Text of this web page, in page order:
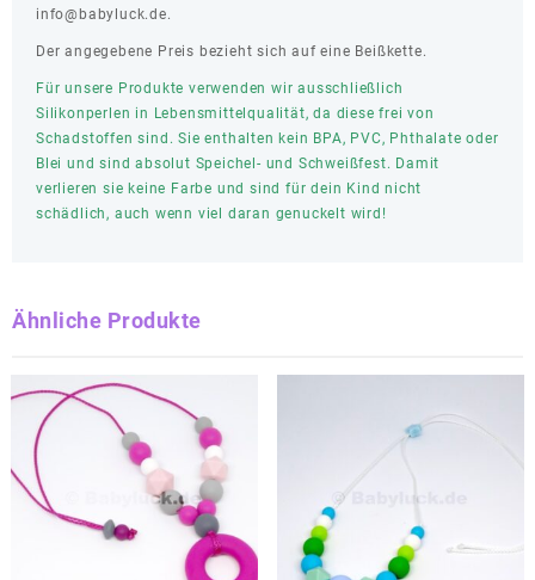
info@babyluck.de.
Der angegebene Preis bezieht sich auf eine Beißkette.
Für unsere Produkte verwenden wir ausschließlich
Silikonperlen in Lebensmittelqualität, da diese frei von
Schadstoffen sind. Sie enthalten kein BPA, PVC, Phthalate oder
Blei und sind absolut Speichel- und Schweißfest. Damit
verlieren sie keine Farbe und sind für dein Kind nicht
schädlich, auch wenn viel daran genuckelt wird!
Ähnliche Produkte